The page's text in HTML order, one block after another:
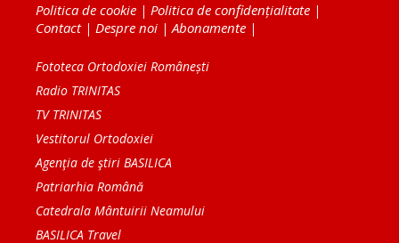
Politica de cookie | Politica de confidențialitate |
Contact| Despre noi |Abonamente |
Fototeca Ortodoxiei Românești
Radio TRINITAS
TV TRINITAS
Vestitorul Ortodoxiei
Agenţia de ştiri BASILICA
Patriarhia Română
Catedrala Mântuirii Neamului
BASILICA Travel